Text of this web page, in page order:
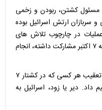
مسئول کشتن، ربودن و زخمی
و سربازان ارتش اسرائیل بوده
در چارچوب تلاش های
مستمر برای تعقیب هر کسی که در حمله ۷ اکتبر مشارکت داشته، انجام
در ادامه این بیانیه آمده است: « ما به تعقیب هر کسی که در کشتار ۷
دیر یا زود، اسرائیل به